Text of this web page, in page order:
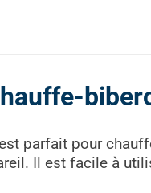
parfait pour
Il est facile à